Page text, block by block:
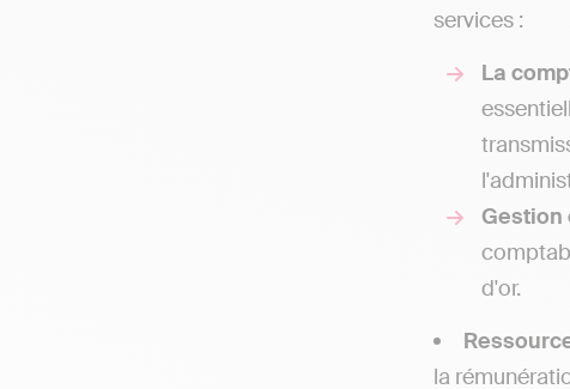
services :
La
Gestion
d'or.
la